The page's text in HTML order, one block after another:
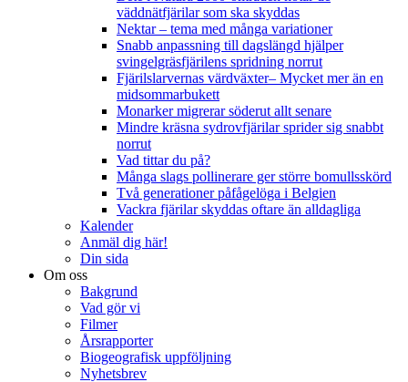
väddnätfjärilar som ska skyddas
Nektar – tema med många variationer
Snabb anpassning till dagslängd hjälper
svingelgräsfjärilens spridning norrut
Fjärilslarvernas värdväxter– Mycket mer än en
midsommarbukett
Monarker migrerar söderut allt senare
Mindre kräsna sydrovfjärilar sprider sig snabbt
norrut
Vad tittar du på?
Många slags pollinerare ger större bomullsskörd
Två generationer påfågelöga i Belgien
Vackra fjärilar skyddas oftare än alldagliga
Kalender
Anmäl dig här!
Din sida
Om oss
Bakgrund
Vad gör vi
Filmer
Årsrapporter
Biogeografisk uppföljning
Nyhetsbrev